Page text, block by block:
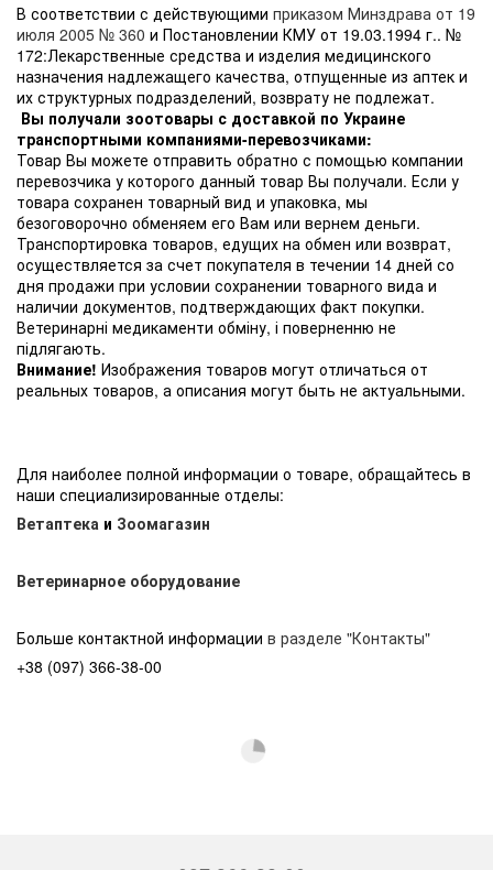
В соответствии с действующими приказом Минздрава от 19
июля 2005 № 360 и Постановлении КМУ от 19.03.1994 г.. №
172:Лекарственные средства и изделия медицинского
назначения надлежащего качества, отпущенные из аптек и
их структурных подразделений, возврату не подлежат.
Вы получали зоотовары с доставкой по Украине
транспортными компаниями-перевозчиками:
Товар Вы можете отправить обратно с помощью компании
перевозчика у которого данный товар Вы получали. Если у
товара сохранен товарный вид и упаковка, мы
безоговорочно обменяем его Вам или вернем деньги.
Транспортировка товаров, едущих на обмен или возврат,
осуществляется за счет покупателя в течении 14 дней со
дня продажи при условии сохранении товарного вида и
наличии документов, подтверждающих факт покупки.
Ветеринарні медикаменти обміну, і поверненню не
підлягають.
Внимание! Изображения товаров могут отличаться от
реальных товаров, а описания могут быть не актуальными.
Для наиболее полной информации о товаре, обращайтесь в
наши специализированные отделы:
Ветаптека и Зоомагазин
Ветеринарное оборудование
Больше контактной информации в разделе "Контакты"
+38 (097) 366-38-00